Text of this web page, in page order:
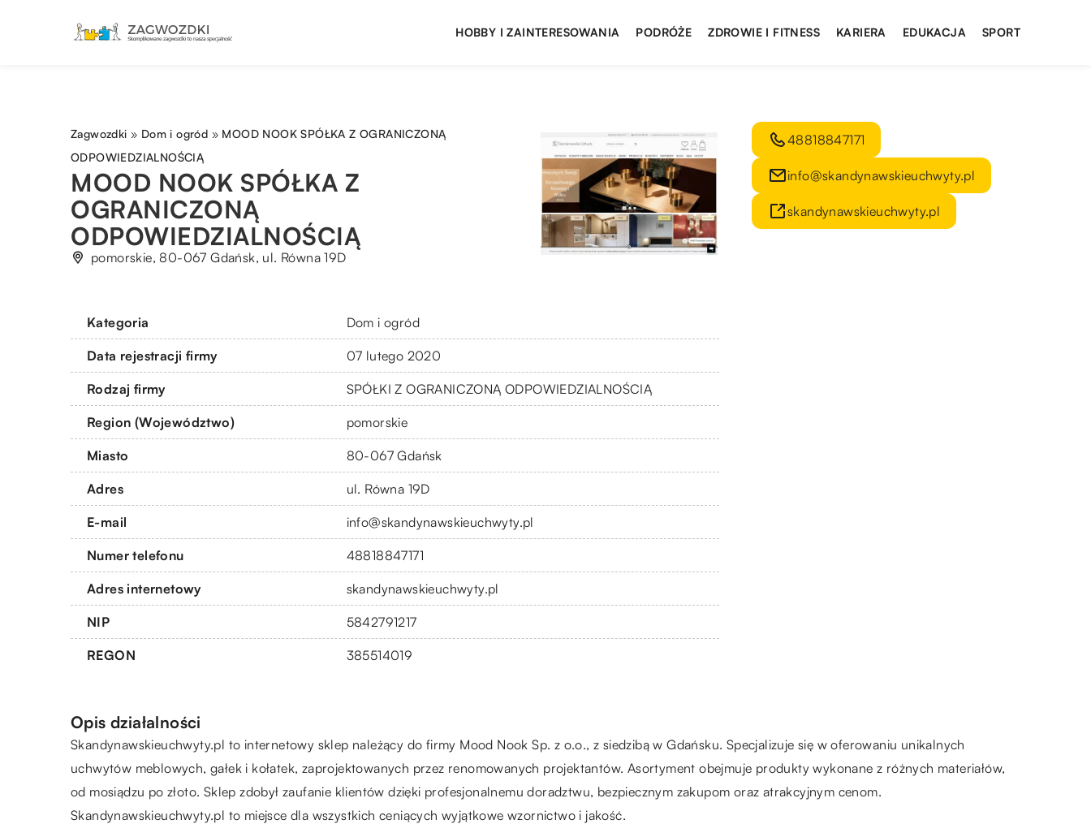
HOBBY I ZAINTERESOWANIA PODRÓŻE ZDROWIE I FITNESS KARIERA EDUKACJA SPORT
Zagwozdki » Dom i ogród » MOOD NOOK SPÓŁKA Z OGRANICZONĄ
ODPOWIEDZIALNOŚCIĄ
MOOD NOOK SPÓŁKA Z
OGRANICZONĄ
ODPOWIEDZIALNOŚCIĄ
pomorskie, 80-067 Gdańsk, ul. Równa 19D
Kategoria Dom i ogród
Data rejestracji firmy 07 lutego 2020
Rodzaj firmy SPÓŁKI Z OGRANICZONĄ ODPOWIEDZIALNOŚCIĄ
Region (Województwo) pomorskie
Miasto 80-067 Gdańsk
Adres ul. Równa 19D
E-mail info@skandynawskieuchwyty.pl
Numer telefonu 48818847171
Adres internetowy skandynawskieuchwyty.pl
NIP 5842791217
REGON 385514019
48818847171
info@skandynawskieuchwyty.pl
skandynawskieuchwyty.pl
Opis działalności
Skandynawskieuchwyty.pl to internetowy sklep należący do firmy Mood Nook Sp. z o.o., z siedzibą w Gdańsku. Specjalizuje się w oferowaniu unikalnych
uchwytów meblowych, gałek i kołatek, zaprojektowanych przez renomowanych projektantów. Asortyment obejmuje produkty wykonane z różnych materiałów,
od mosiądzu po złoto. Sklep zdobył zaufanie klientów dzięki profesjonalnemu doradztwu, bezpiecznym zakupom oraz atrakcyjnym cenom.
Skandynawskieuchwyty.pl to miejsce dla wszystkich ceniących wyjątkowe wzornictwo i jakość.